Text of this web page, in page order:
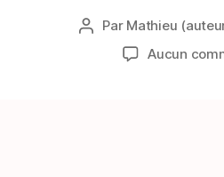
Auteur
l’article
Par Mathieu
Aucun